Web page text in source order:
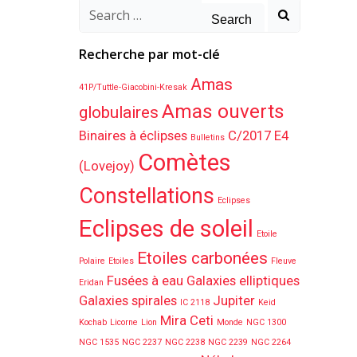
Search
Recherche par mot-clé
41P/Tuttle-Giacobini-Kresak Amas
globulaires Amas ouverts
Binaires à éclipses Bulletins C/2017 E4
(Lovejoy) Comètes
Constellations Eclipses
Eclipses de soleil Etoile
Polaire Etoiles Etoiles carbonées Fleuve
Eridan Fusées à eau Galaxies elliptiques
Galaxies spirales IC 2118 Jupiter Keid
Kochab Licorne Lion Mira Ceti Monde NGC 1300
NGC 1535 NGC 2237 NGC 2238 NGC 2239 NGC 2264